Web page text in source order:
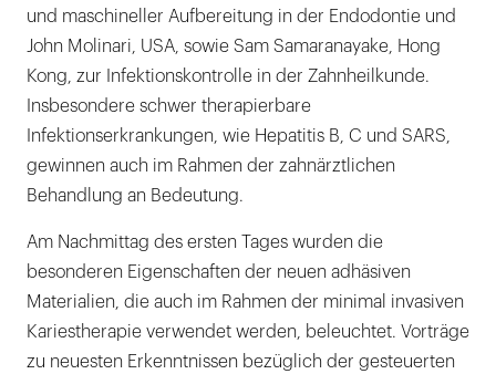
und maschineller Aufbereitung in der Endodontie und
John Molinari, USA, sowie Sam Samaranayake, Hong
Kong, zur Infektionskontrolle in der Zahnheilkunde.
Insbesondere schwer therapierbare
Infektionserkrankungen, wie Hepatitis B, C und SARS,
gewinnen auch im Rahmen der zahnärztlichen
Behandlung an Bedeutung.
Am Nachmittag des ersten Tages wurden die
besonderen Eigenschaften der neuen adhäsiven
Materialien, die auch im Rahmen der minimal invasiven
Kariestherapie verwendet werden, beleuchtet. Vorträge
zu neuesten Erkenntnissen bezüglich der gesteuerten